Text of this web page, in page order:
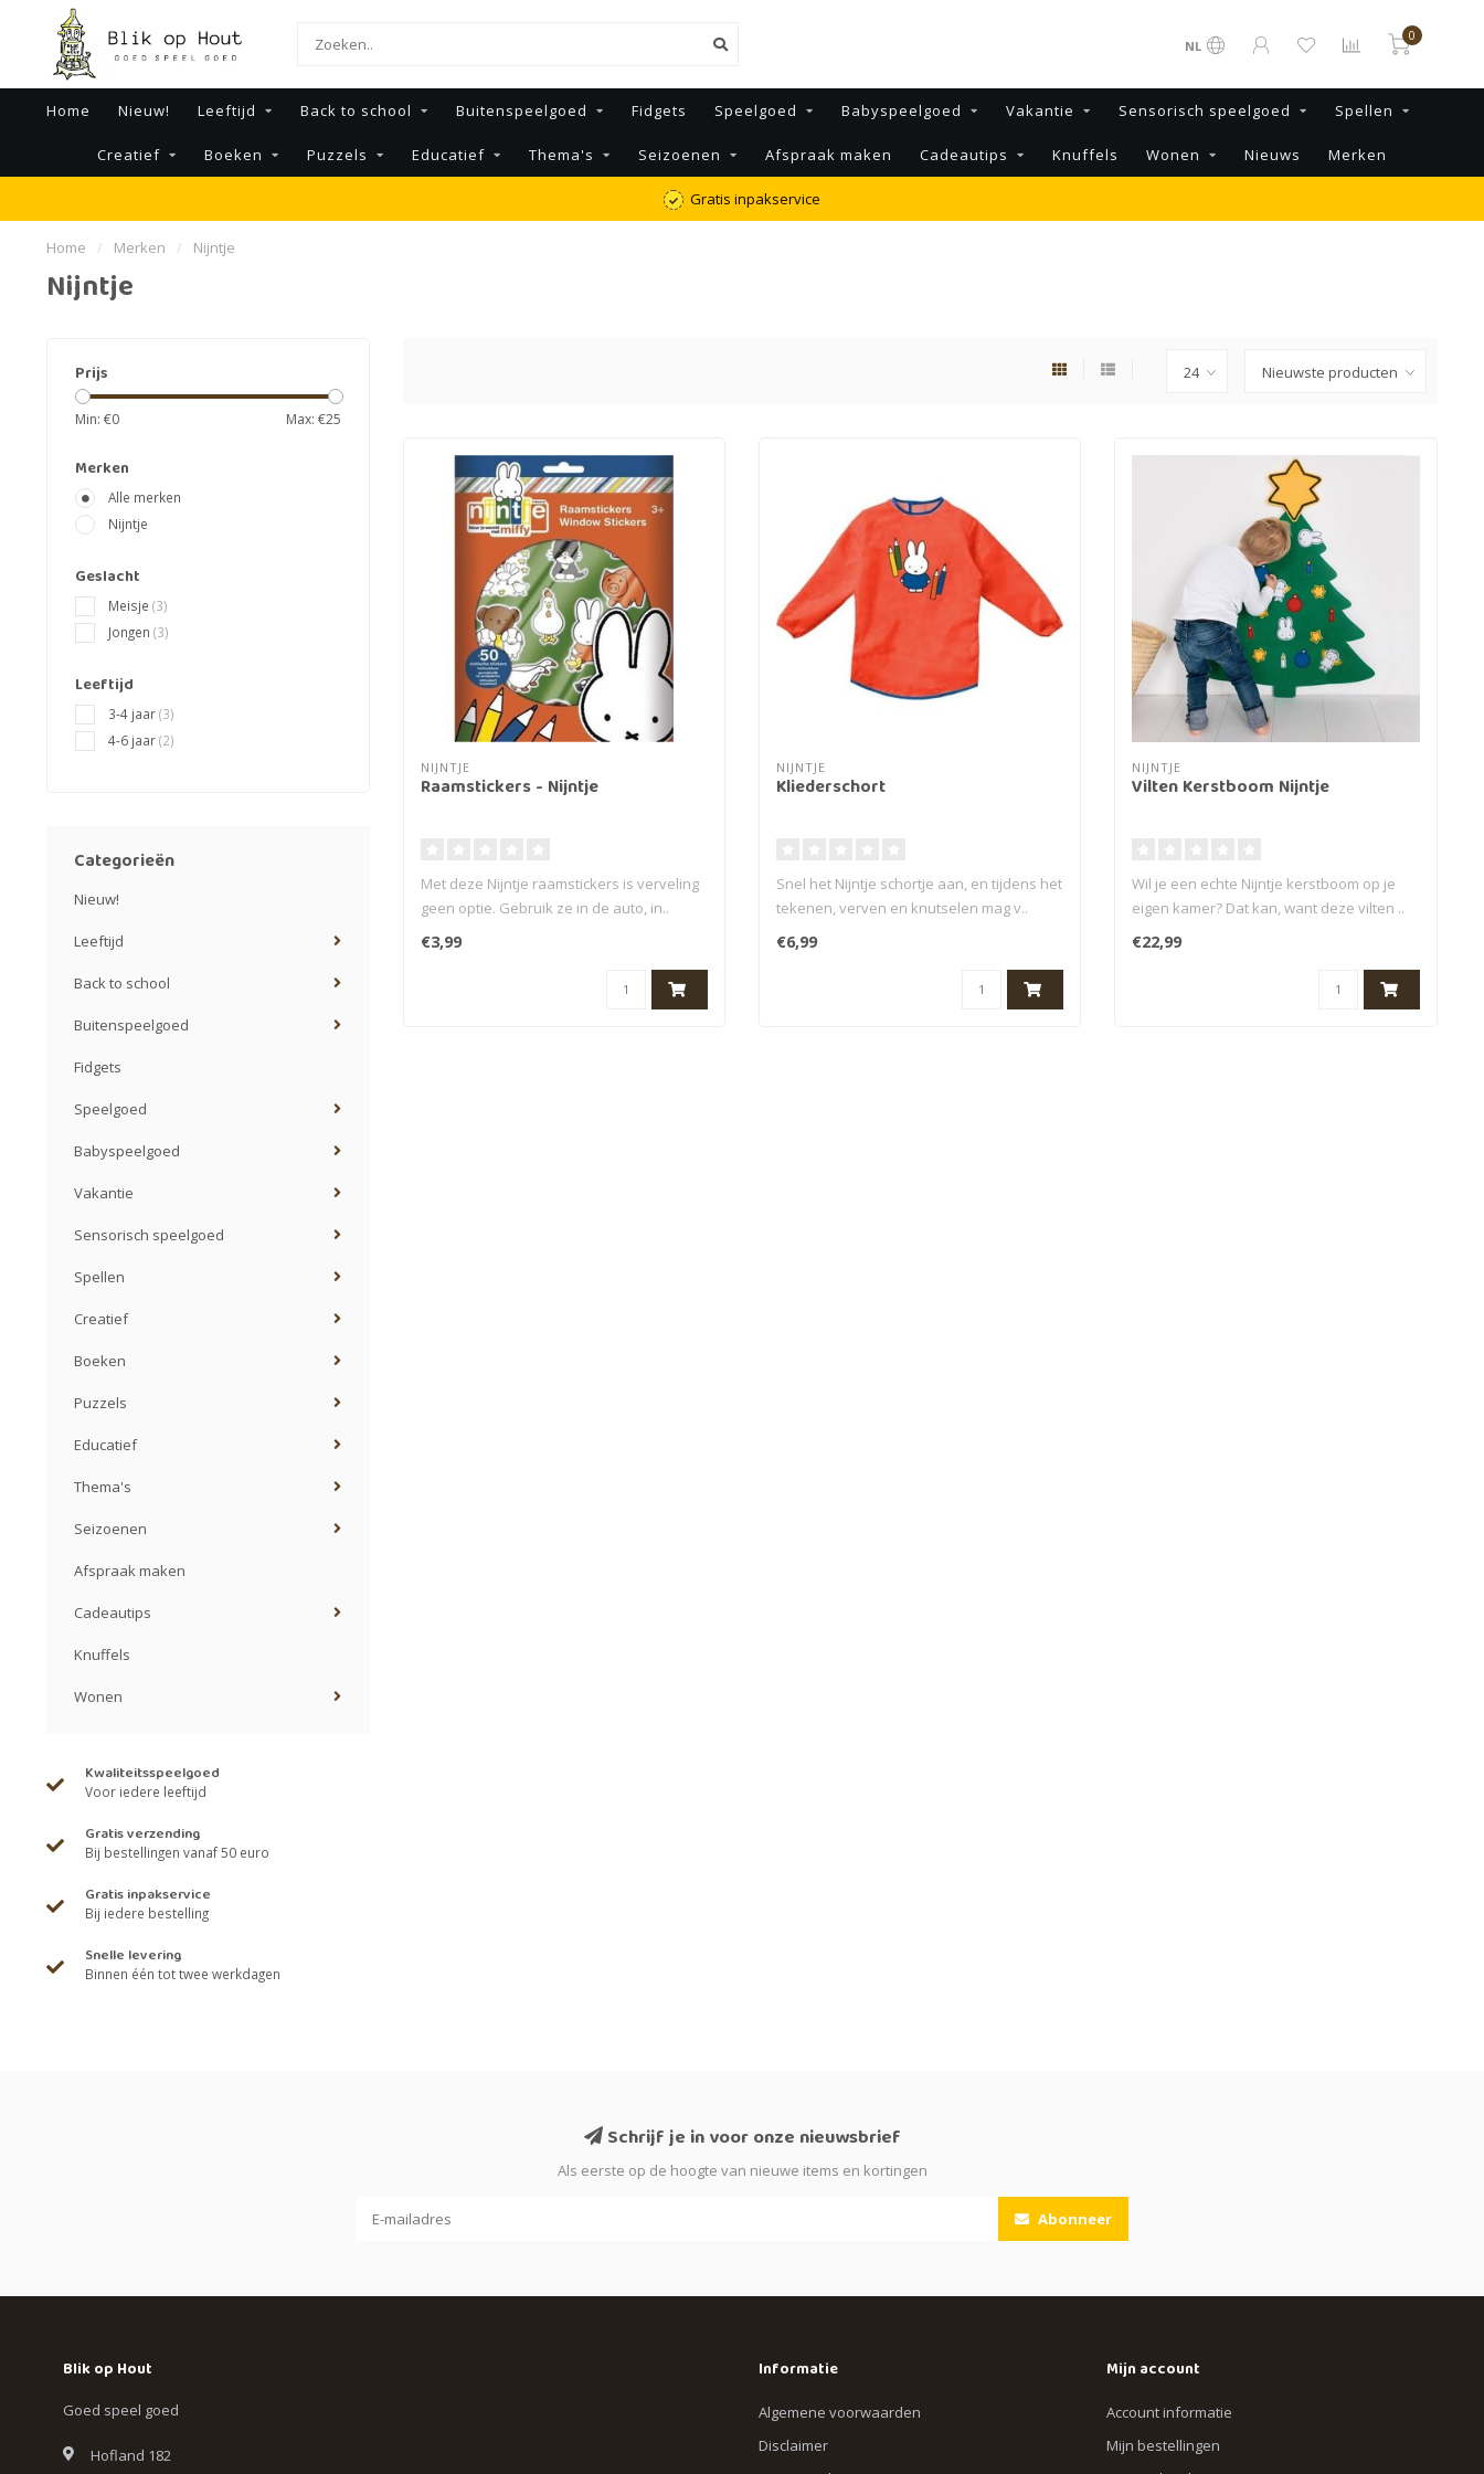
NL
0
Home Nieuw! Leeftijd Back to school Buitenspeelgoed Fidgets Speelgoed Babyspeelgoed Vakantie Sensorisch speelgoed Spellen
Creatief Boeken Puzzels Educatief Thema's Seizoenen Afspraak maken Cadeautips Knuffels Wonen Nieuws Merken
Gratis inpakservice
Home / Merken / Nijntje
Nijntje
Prijs
Min: €0 Max: €25
Merken
Alle merken
Nijntje
Geslacht
Meisje (3)
Jongen (3)
Leeftijd
3-4 jaar(3)
4-6 jaar(2)
Categorieën
Nieuw!
Leeftijd
Back to school
Buitenspeelgoed
Fidgets
Speelgoed
Babyspeelgoed
Vakantie
Sensorisch speelgoed
Spellen
Creatief
Boeken
Puzzels
Educatief
Thema's
Seizoenen
Afspraak maken
Cadeautips
Knuffels
Wonen
Kwaliteitsspeelgoed
Voor iedere leeftijd
Gratis verzending
Bij bestellingen vanaf 50 euro
Gratis inpakservice
Bij iedere bestelling
Snelle levering
Binnen één tot twee werkdagen
NIJNTJE
Raamstickers - Nijntje
Met deze Nijntje raamstickers is verveling
geen optie. Gebruik ze in de auto, in..
€3,99
NIJNTJE
Kliederschort
Snel het Nijntje schortje aan, en tijdens het
tekenen, verven en knutselen mag v..
€6,99
NIJNTJE
Vilten Kerstboom Nijntje
Wil je een echte Nijntje kerstboom op je
eigen kamer? Dat kan, want deze vilten ..
€22,99
Schrijf je in voor onze nieuwsbrief
Als eerste op de hoogte van nieuwe items en kortingen
Abonneer
Blik op Hout
Goed speel goed
Hofland 182
Informatie
Algemene voorwaarden
Disclaimer
Mijn account
Account informatie
Mijn bestellingen